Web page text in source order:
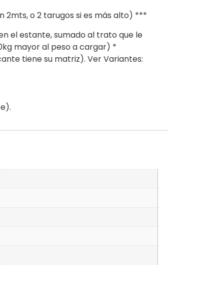
o 2 tarugos si es más alto) ***
el estante, sumado al trato que le
mayor al peso a cargar) *
tiene su matriz). Ver Variantes: